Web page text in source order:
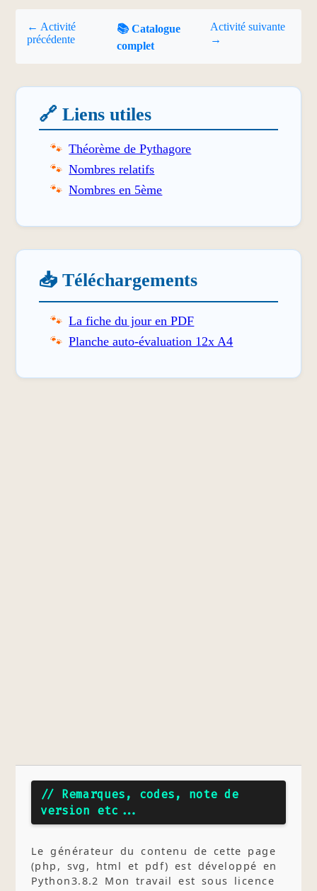
← Activité
précédente
📚 Catalogue
complet
Activité suivante
→
🔗 Liens utiles
Théorème de Pythagore
Nombres relatifs
Nombres en 5ème
📥 Téléchargements
La fiche du jour en PDF
Planche auto-évaluation 12x A4
// Remarques, codes, note de
version etc...
Le générateur du contenu de cette page
(php, svg, html et pdf) est développé en
Python3.8.2 Mon travail est sous licence